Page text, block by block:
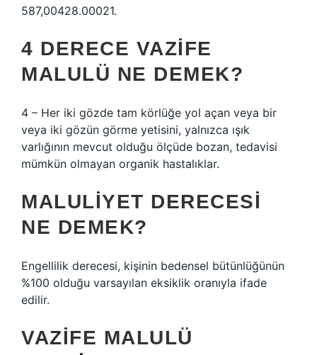
587,00428.00021.
4 DERECE VAZIFE
MALULÜ NE DEMEK?
4 – Her iki gözde tam körlüğe yol açan veya bir
veya iki gözün görme yetisini, yalnızca ışık
varlığının mevcut olduğu ölçüde bozan, tedavisi
mümkün olmayan organik hastalıklar.
MALULIYET DERECESI
NE DEMEK?
Engellilik derecesi, kişinin bedensel bütünlüğünün
%100 olduğu varsayılan eksiklik oranıyla ifade
edilir.
VAZIFE MALULÜ